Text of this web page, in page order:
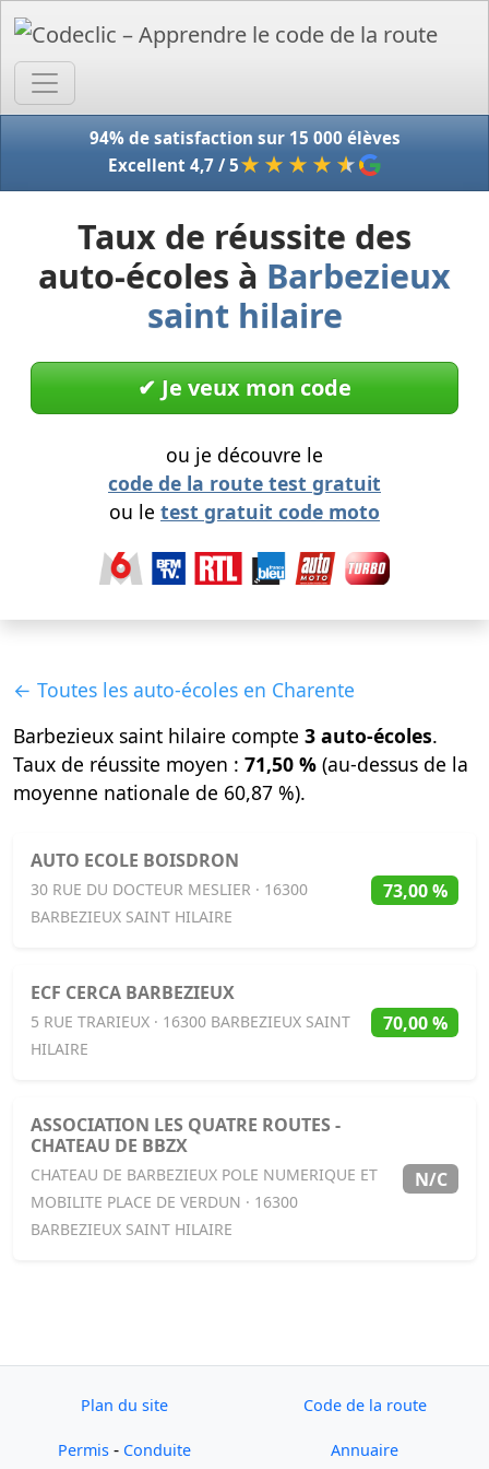
94% de satisfaction sur 15 000 élèves
Excellent 4,7 / 5★★★★ ★
Taux de réussite des
auto-écoles à Barbezieux
saint hilaire
✔︎ Je veux mon code
ou je découvre le
code de la route test gratuit
ou le test gratuit code moto
← Toutes les auto-écoles en Charente
Barbezieux saint hilaire compte 3 auto-écoles.
Taux de réussite moyen : 71,50 % (au-dessus de la
moyenne nationale de 60,87 %).
AUTO ECOLE BOISDRON
30 RUE DU DOCTEUR MESLIER · 16300
BARBEZIEUX SAINT HILAIRE
73,00 %
ECF CERCA BARBEZIEUX
5 RUE TRARIEUX · 16300 BARBEZIEUX SAINT
HILAIRE
70,00 %
ASSOCIATION LES QUATRE ROUTES -
CHATEAU DE BBZX
CHATEAU DE BARBEZIEUX POLE NUMERIQUE ET
MOBILITE PLACE DE VERDUN · 16300
BARBEZIEUX SAINT HILAIRE
N/C
Plan du site Code de la route
Permis - Conduite Annuaire